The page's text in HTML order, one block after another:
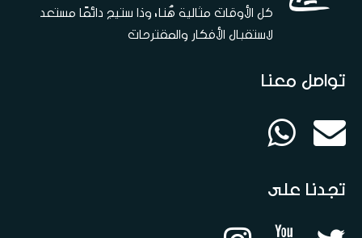
كل الأوقات مثالية هُنا، وذا ستيج دائمًا مستعد
لاستقبال الأفكار والمقترحات
تواصل معنا
تجدنا على